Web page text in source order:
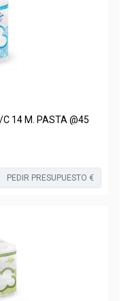
C 14 M. PASTA @45
PEDIR PRESUPUESTO €